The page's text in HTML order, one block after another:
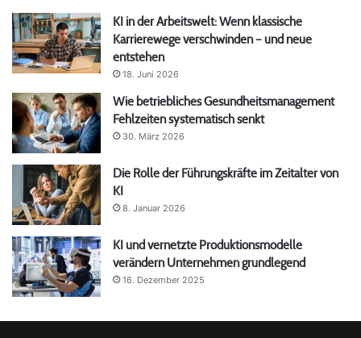
KI in der Arbeitswelt: Wenn klassische
Karrierewege verschwinden – und neue
entstehen
18. Juni 2026
Wie betriebliches Gesundheitsmanagement
Fehlzeiten systematisch senkt
30. März 2026
Die Rolle der Führungskräfte im Zeitalter von
KI
8. Januar 2026
KI und vernetzte Produktionsmodelle
verändern Unternehmen grundlegend
16. Dezember 2025